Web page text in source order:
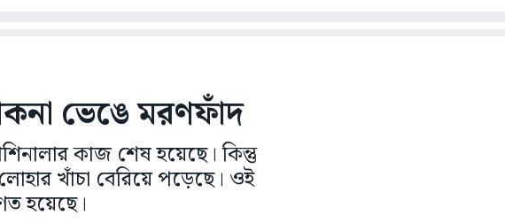
ভেঙে মরণফাঁদ
কাজ শেষ হয়েছে। কিন্তু
খাঁচা বেরিয়ে পড়েছে। ওই
হয়েছে।